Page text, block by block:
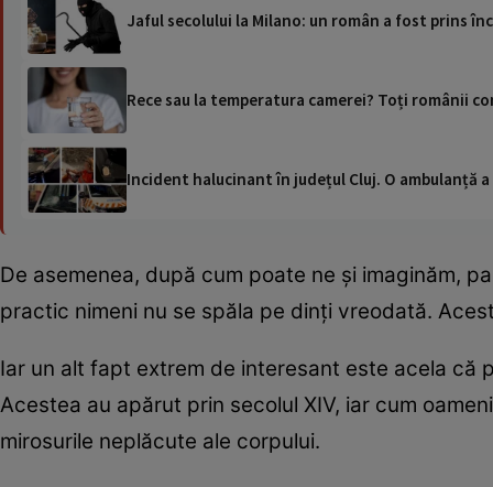
Jaful secolului la Milano: un român a fost prins
Rece sau la temperatura camerei? Toți românii
Incident halucinant în județul Cluj. O ambulanță
De asemenea, după cum poate ne și imaginăm,
practic nimeni nu se spăla pe dinți vreodată.
Iar un alt fapt extrem de interesant este acela că
Acestea au apărut prin secolul XIV, iar cum
mirosurile neplăcute ale corpului.